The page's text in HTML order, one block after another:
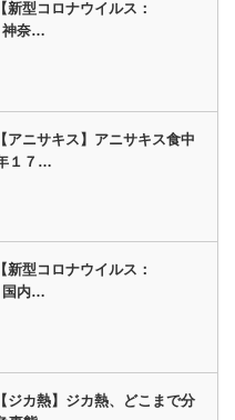
新型コロナウイルス：
神奈…
アニサキス】アニサキス食中
１７…
新型コロナウイルス：
国内…
ジカ熱】ジカ熱、どこまで分